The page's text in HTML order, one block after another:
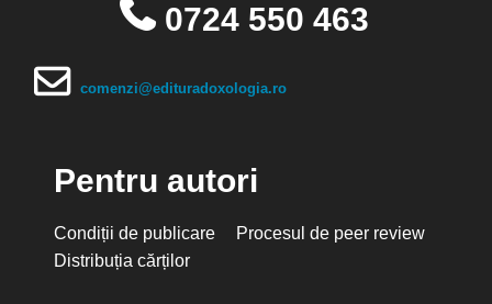
0724 550 463
comenzi@edituradoxologia.ro
Pentru autori
Condiții de publicare
Procesul de peer review
Distribuția cărților